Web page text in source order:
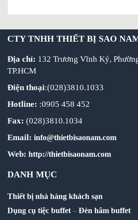
CTY TNHH THIẾT BỊ SAO
Địa chỉ: 132 Trương Vĩnh Ký,
TP.HCM
Điện thoại:(028)3810.1033
Hotline: :0905 458 452
Fax: (028)3810.1034
Email: info@thietbisaonam.com
Web: http://thietbisaonam.com
DANH MỤC
Thiết bị nhà hàng khách sạn
Dụng cụ tiệc buffet – Đèn hâm buffet